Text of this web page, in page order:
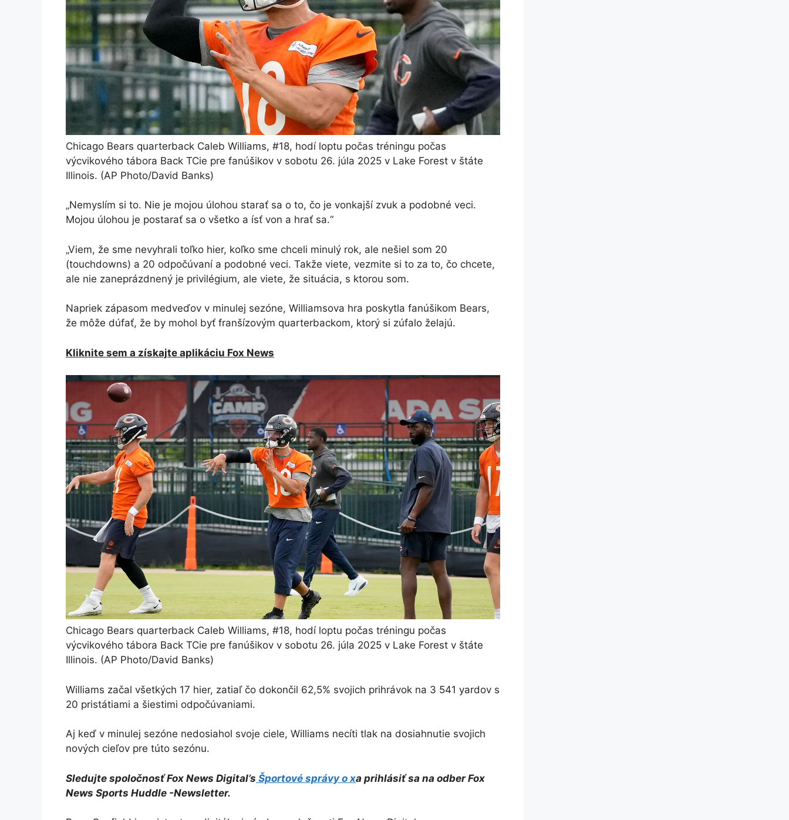
Chicago Bears quarterback Caleb Williams, #18, hodí loptu počas tréningu počas
výcvikového tábora Back TCie pre fanúšikov v sobotu 26. júla 2025 v Lake Forest v štáte
Illinois. (AP Photo/David Banks)
„Nemyslím si to. Nie je mojou úlohou starať sa o to, čo je vonkajší zvuk a podobné veci.
Mojou úlohou je postarať sa o všetko a ísť von a hrať sa.“
„Viem, že sme nevyhrali toľko hier, koľko sme chceli minulý rok, ale nešiel som 20
(touchdowns) a 20 odpočúvaní a podobné veci. Takže viete, vezmite si to za to, čo chcete,
ale nie zaneprázdnený je privilégium, ale viete, že situácia, s ktorou som.
Napriek zápasom medveďov v minulej sezóne, Williamsova hra poskytla fanúšikom Bears,
že môže dúfať, že by mohol byť franšízovým quarterbackom, ktorý si zúfalo želajú.
Kliknite sem a získajte aplikáciu Fox News
Chicago Bears quarterback Caleb Williams, #18, hodí loptu počas tréningu počas
výcvikového tábora Back TCie pre fanúšikov v sobotu 26. júla 2025 v Lake Forest v štáte
Illinois. (AP Photo/David Banks)
Williams začal všetkých 17 hier, zatiaľ čo dokončil 62,5% svojich prihrávok na 3 541 yardov s
20 pristátiami a šiestimi odpočúvaniami.
Aj keď v minulej sezóne nedosiahol svoje ciele, Williams necíti tlak na dosiahnutie svojich
nových cieľov pre túto sezónu.
Sledujte spoločnosť Fox News Digital’s Športové správy o xa prihlásiť sa na odberFox
News Sports Huddle -Newsletter.